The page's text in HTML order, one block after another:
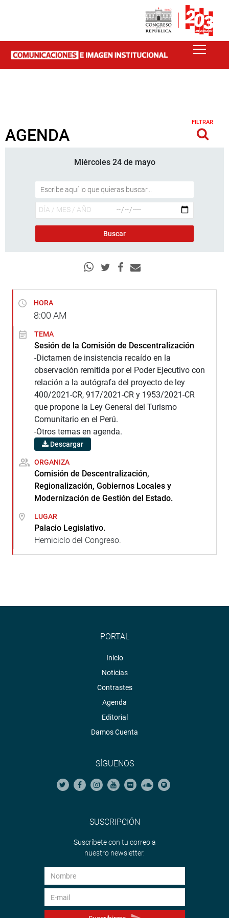
AGENDA
FILTRAR
Miércoles 24 de mayo
HORA
8:00 AM
TEMA
Sesión de la Comisión de Descentralización
-Dictamen de insistencia recaído en la
observación remitida por el Poder Ejecutivo con
relación a la autógrafa del proyecto de ley
400/2021-CR, 917/2021-CR y 1953/2021-CR
que propone la Ley General del Turismo
Comunitario en el Perú.
-Otros temas en agenda.
Descargar
ORGANIZA
Comisión de Descentralización,
Regionalización, Gobiernos Locales y
Modernización de Gestión del Estado.
LUGAR
Palacio Legislativo.
Hemiciclo del Congreso.
PORTAL
Inicio
Noticias
Contrastes
Agenda
Editorial
Damos Cuenta
SÍGUENOS
SUSCRIPCIÓN
Suscríbete con tu correo a
nuestro newsletter.